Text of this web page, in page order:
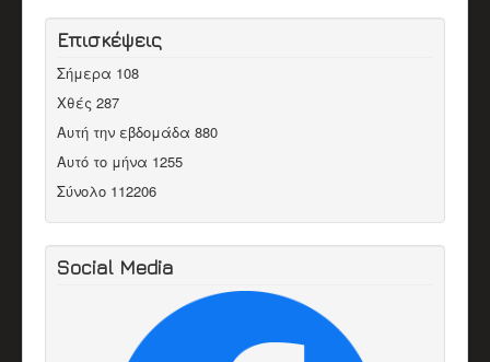
Επισκέψεις
Σήμερα 108
Χθές 287
Αυτή την εβδομάδα 880
Αυτό το μήνα 1255
Σύνολο 112206
Social Media